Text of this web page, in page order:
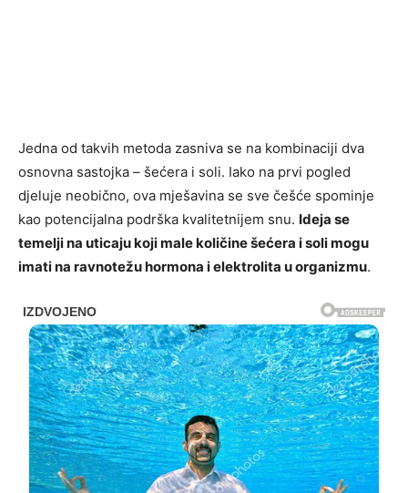
Jedna od takvih metoda zasniva se na kombinaciji dva
osnovna sastojka – šećera i soli. Iako na prvi pogled
djeluje neobično, ova mješavina se sve češće spominje
kao potencijalna podrška kvalitetnijem snu. Ideja se
temelji na uticaju koji male količine šećera i soli mogu
imati na ravnotežu hormona i elektrolita u organizmu.